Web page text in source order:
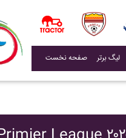
صفحه نخست لیگ برتر